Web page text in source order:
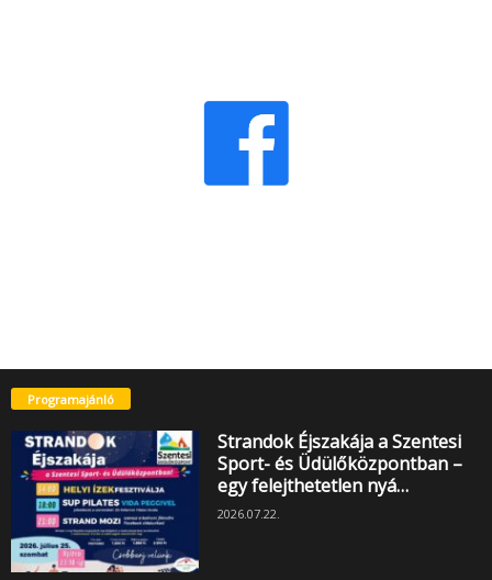
Programajánló
Strandok Éjszakája a Szentesi
Sport- és Üdülőközpontban –
egy felejthetetlen nyá…
2026.07.22.